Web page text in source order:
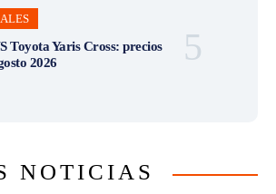
Toyota Yaris Cross: precios
2026
NOTICIAS